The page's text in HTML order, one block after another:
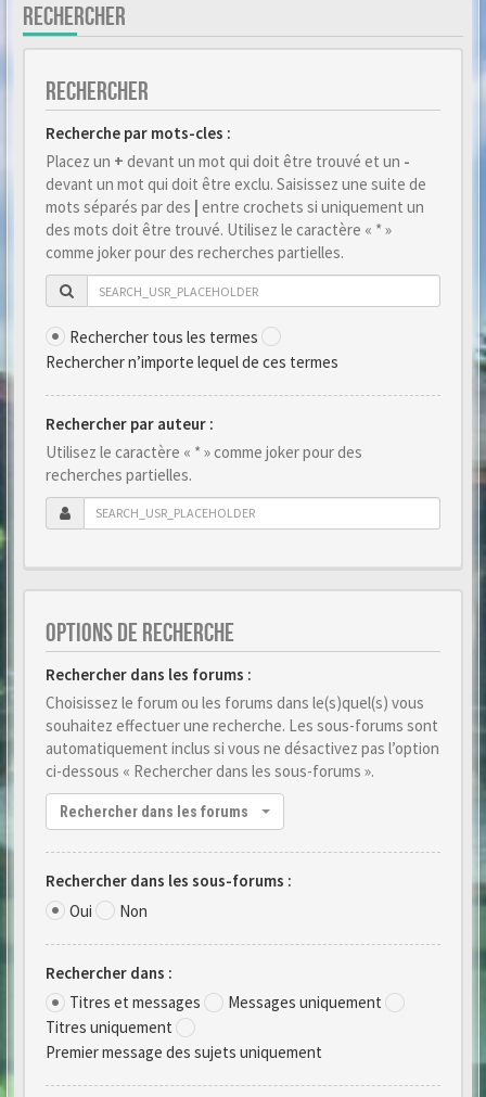
RECHERCHER
RECHERCHER
Recherche par mots-cles :
Placez un + devant un mot qui doit être trouvé et un -
devant un mot qui doit être exclu. Saisissez une suite de
mots séparés par des | entre crochets si uniquement un
des mots doit être trouvé. Utilisez le caractère « * »
comme joker pour des recherches partielles.
Rechercher tous les termes
Rechercher n’importe lequel de ces termes
Rechercher par auteur :
Utilisez le caractère « * » comme joker pour des
recherches partielles.
OPTIONS DE RECHERCHE
Rechercher dans les forums :
Choisissez le forum ou les forums dans le(s)quel(s) vous
souhaitez effectuer une recherche. Les sous-forums sont
automatiquement inclus si vous ne désactivez pas l’option
ci-dessous « Rechercher dans les sous-forums ».
Rechercher dans les forums
Rechercher dans les sous-forums :
Oui
Non
Rechercher dans :
Titres et messages
Messages uniquement
Titres uniquement
Premier message des sujets uniquement